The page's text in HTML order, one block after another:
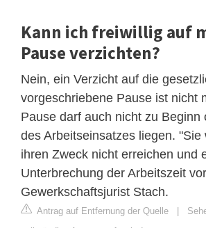
Kann ich freiwillig auf
Pause verzichten?
Nein, ein Verzicht auf die
vorgeschriebene Pause ist nicht
Pause darf auch nicht zu Beginn
des Arbeitseinsatzes liegen. "Sie
ihren Zweck nicht erreichen und
Unterbrechung der Arbeitszeit
Gewerkschaftsjurist Stach.
Antrag auf Entfernung der Quelle |